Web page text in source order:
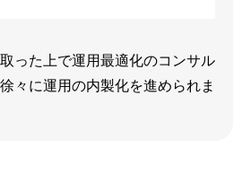
った上で運用最適化のコンサル
々に運用の内製化を進められま